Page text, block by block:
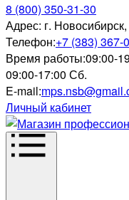
8 (800) 350-31-30
Адрес: г.
Телефон:+7 (383) 367-
Время работы:09:00-
09:00-17:00 Сб.
E-mail:
Личный кабинет